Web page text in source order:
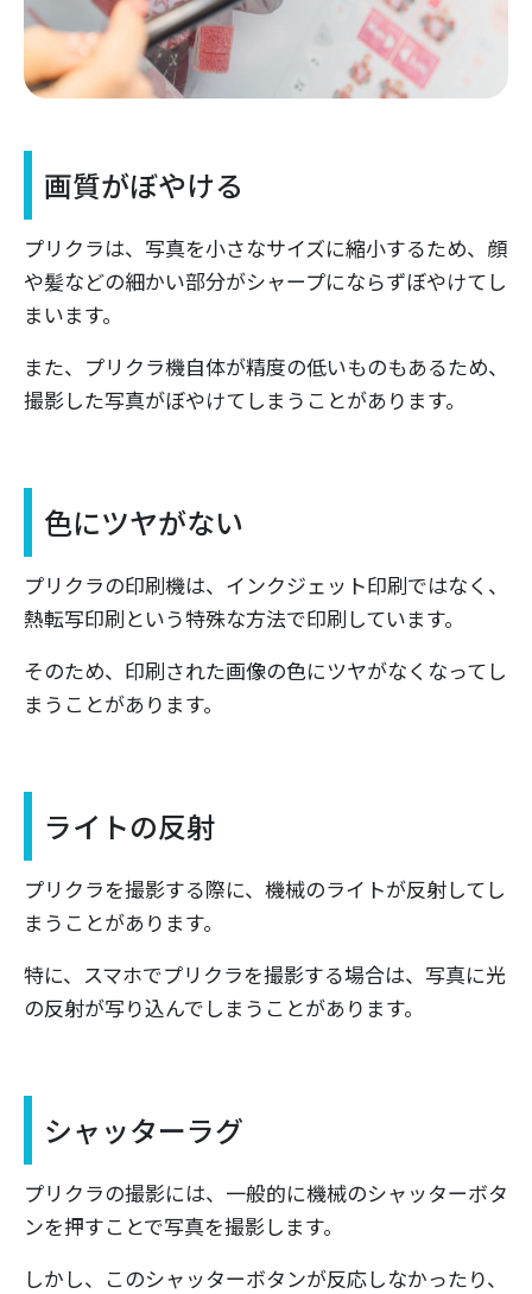
画質がぼやける
プリクラは、写真を小さなサイズに縮小するため、顔
や髪などの細かい部分がシャープにならずぼやけてし
まいます。
また、プリクラ機自体が精度の低いものもあるため、
撮影した写真がぼやけてしまうことがあります。
色にツヤがない
プリクラの印刷機は、インクジェット印刷ではなく、
熱転写印刷という特殊な方法で印刷しています。
そのため、印刷された画像の色にツヤがなくなってし
まうことがあります。
ライトの反射
プリクラを撮影する際に、機械のライトが反射してし
まうことがあります。
特に、スマホでプリクラを撮影する場合は、写真に光
の反射が写り込んでしまうことがあります。
シャッターラグ
プリクラの撮影には、一般的に機械のシャッターボタ
ンを押すことで写真を撮影します。
しかし、このシャッターボタンが反応しなかったり、